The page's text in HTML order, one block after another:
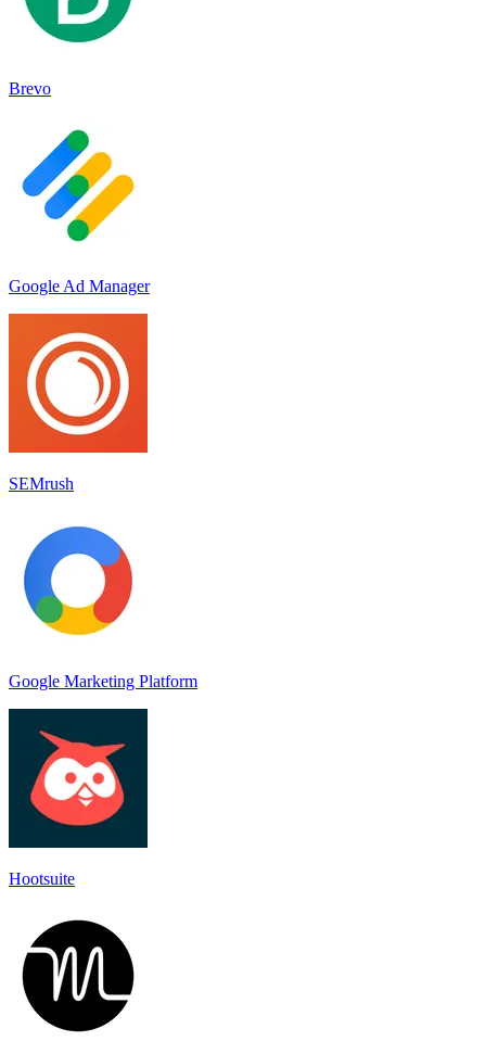
Brevo
Google Ad Manager
SEMrush
Google Marketing Platform
Hootsuite